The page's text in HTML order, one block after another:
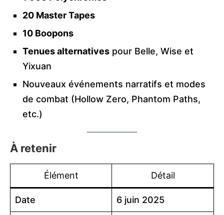
20 Master Tapes
10 Boopons
Tenues alternatives pour Belle, Wise et
Yixuan
Nouveaux événements narratifs et modes
de combat (Hollow Zero, Phantom Paths,
etc.)
À retenir
Élément Détail
Date 6 juin 2025